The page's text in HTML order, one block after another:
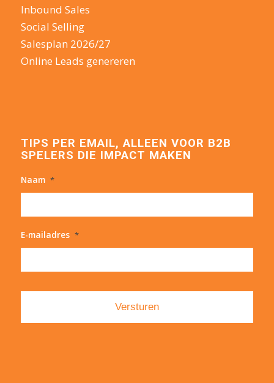
Inbound Sales
Social Selling
Salesplan 2026/27
Online Leads genereren
TIPS PER EMAIL, ALLEEN VOOR B2B
SPELERS DIE IMPACT MAKEN
Naam *
E-mailadres *